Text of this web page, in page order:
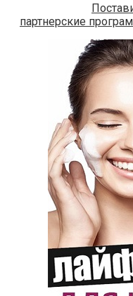
партнерские